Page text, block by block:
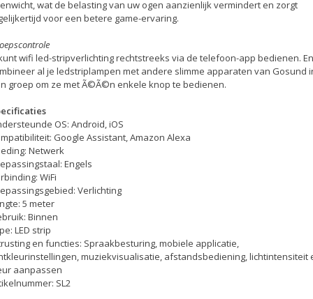
wat de belasting van uw ogen aanzienlijk vermindert en zorgt
voor een betere game-ervaring.
wifi led-stripverlichting rechtstreeks via de telefoon-app bedienen. En
al je ledstriplampen met andere slimme apparaten van Gosund
groep om ze met Ã©Ã©n enkele knop te bedienen.
OS: Android, iOS
Google Assistant, Amazon Alexa
Netwerk
Engels
WiFi
Verlichting
5 meter
Binnen
LED strip
en functies: Spraakbesturing, mobiele applicatie,
muziekvisualisatie, afstandsbediening, lichtintensiteit
aanpassen
SL2